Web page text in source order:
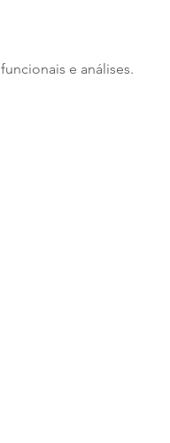
e análises.